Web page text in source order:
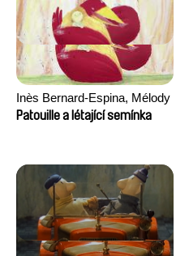
Inès Bernard-Espina, Mélody
Boulissière, Clémentine
Patouille a létající semínka